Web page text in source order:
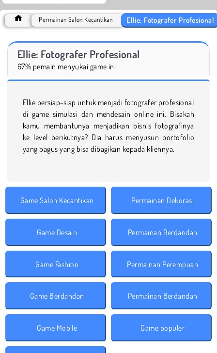
Permainan Salon Kecantikan Ellie: Fotografer Profesional
Ellie: Fotografer Profesional
67% pemain menyukai game ini
Ellie bersiap-siap untuk menjadi fotografer profesional
di game simulasi dan mendesain online ini. Bisakah
kamu membantunya menjadikan bisnis fotografinya
ke level berikutnya? Dia harus menyusun portofolio
yang bagus yang bisa dibagikan kepada kliennya.
Game Salon Kecantikan Permainan Dekorasi
Game Desain Permainan Berdandan
Game Fashion Permainan Perempuan
Game Berdandan Permainan Berdandan
Game Mobile Game populer